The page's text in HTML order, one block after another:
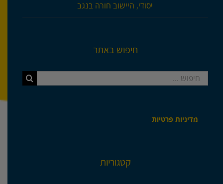
יסודי, היישוב חורה בנגב
חיפוש באתר
חיפוש...
מדיניות פרטיות
קטגוריות